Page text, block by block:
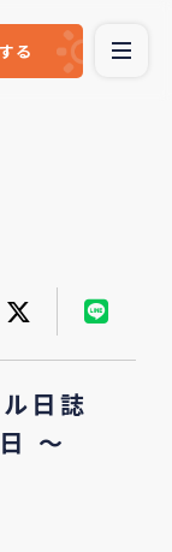
する
日誌
～